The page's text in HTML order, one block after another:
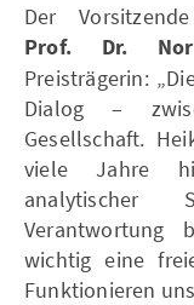
Der
Prof. Dr.
Preisträgerin:
Dialog –
Gesellschaft.
viele Jahre
analytischer
Verantwortung
wichtig eine
Funktionieren